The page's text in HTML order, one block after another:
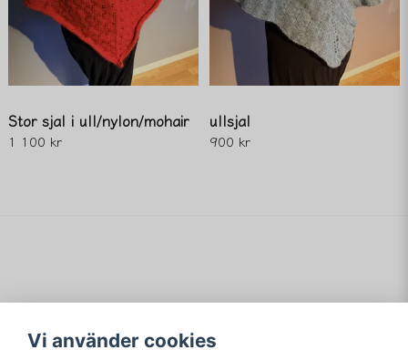
Stor sjal i ull/nylon/mohair
1 100 kr
ullsjal
900 kr
Vi använder cookies